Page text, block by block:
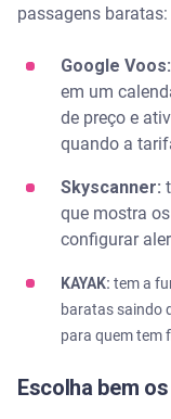
passagens baratas:
Google Voos:
em um
de preço e
quando a
Skyscanner:
que mostra
configurar
KAYAK: tem a
baratas saindo
para quem tem
Escolha bem